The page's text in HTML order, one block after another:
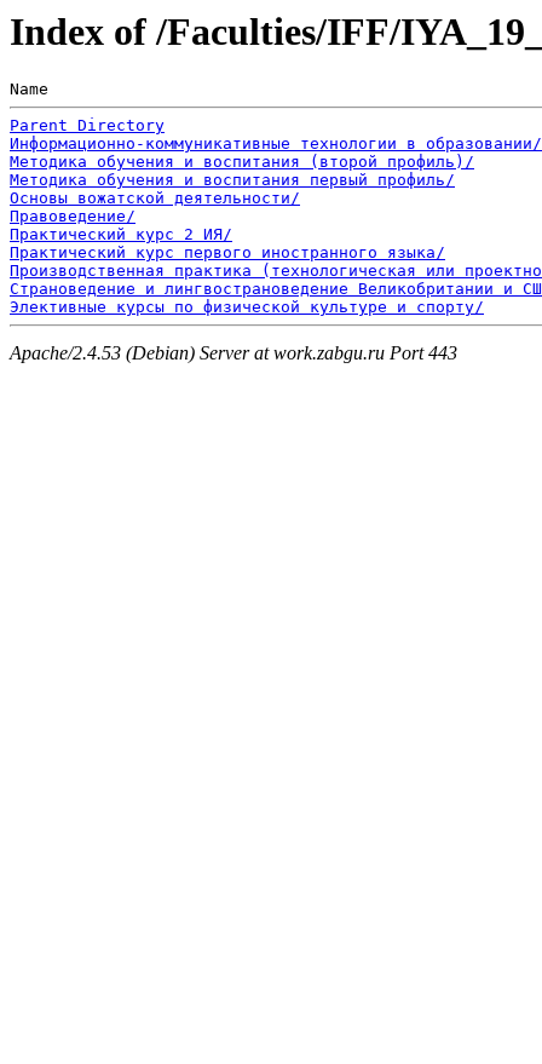
Index of /Faculties/IFF/
Name
Parent Directory
Информационно-коммуникативные технологии в образовании/
Методика обучения и воспитания (второй профиль)/
Методика обучения и воспитания первый профиль/
Основы вожатской деятельности/
Правоведение/
Практический курс 2 ИЯ/
Практический курс первого иностранного языка/
Производственная практика (технологическая или
Страноведение и лингвострановедение Великобритании и
Элективные курсы по физической культуре и спорту/
Apache/2.4.53 (Debian) Server at work.zabgu.ru Port 443